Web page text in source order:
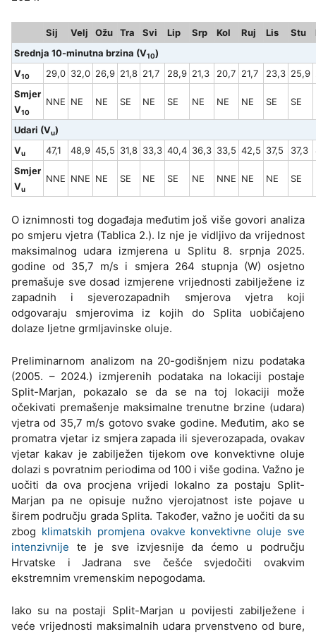
Sij Velj Ožu Tra Svi Lip Srp Kol Ruj Lis Stu
Srednja 10-minutna brzina (V10)
V10 29,0 32,0 26,9 21,8 21,7 28,9 21,3 20,7 21,7 23,3 25,9
Smjer
V10
NNE NE NE SE NE SE NE NE NE SE SE
Udari (Vu)
Vu 47,1 48,9 45,5 31,8 33,3 40,4 36,3 33,5 42,5 37,5 37,3
Smjer
Vu
NNE NNE NE SE NE SE NE NNE NE NE SE
O iznimnosti tog događaja međutim još više govori analiza
po smjeru vjetra (Tablica 2.). Iz nje je vidljivo da vrijednost
maksimalnog udara izmjerena u Splitu 8. srpnja 2025.
godine od 35,7 m/s i smjera 264 stupnja (W) osjetno
premašuje sve dosad izmjerene vrijednosti zabilježene iz
zapadnih i sjeverozapadnih smjerova vjetra koji
odgovaraju smjerovima iz kojih do Splita uobičajeno
dolaze ljetne grmljavinske oluje.
Preliminarnom analizom na 20-godišnjem nizu podataka
(2005. – 2024.) izmjerenih podataka na lokaciji postaje
Split-Marjan, pokazalo se da se na toj lokaciji može
očekivati premašenje maksimalne trenutne brzine (udara)
vjetra od 35,7 m/s gotovo svake godine. Međutim, ako se
promatra vjetar iz smjera zapada ili sjeverozapada, ovakav
vjetar kakav je zabilježen tijekom ove konvektivne oluje
dolazi s povratnim periodima od 100 i više godina. Važno je
uočiti da ova procjena vrijedi lokalno za postaju Split-
Marjan pa ne opisuje nužno vjerojatnost iste pojave u
širem području grada Splita. Također, važno je uočiti da su
zbog klimatskih promjena ovakve konvektivne oluje sve
intenzivnije te je sve izvjesnije da ćemo u području
Hrvatske i Jadrana sve češće svjedočiti ovakvim
ekstremnim vremenskim nepogodama.
Iako su na postaji Split-Marjan u povijesti zabilježene i
veće vrijednosti maksimalnih udara prvenstveno od bure,